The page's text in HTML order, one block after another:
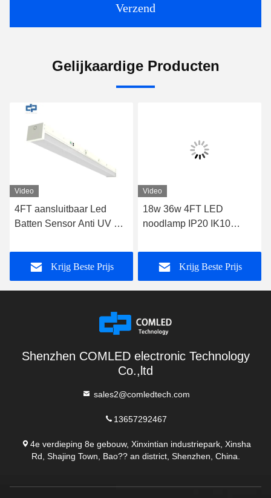
Verzend
Gelijkaardige Producten
Video
4FT aansluitbaar Led
Batten Sensor Anti UV PC
36W
Krijg Beste Prijs
Video
18w 36w 4FT LED
noodlamp IP20 IK10
Krijg Beste Prijs
Shenzhen COMLED electronic Technology
Co.,ltd
sales2@comledtech.com
13657292467
4e verdieping 8e gebouw, Xinxintian industriepark, Xinsha
Rd, Shajing Town, Bao?? an district, Shenzhen, China.